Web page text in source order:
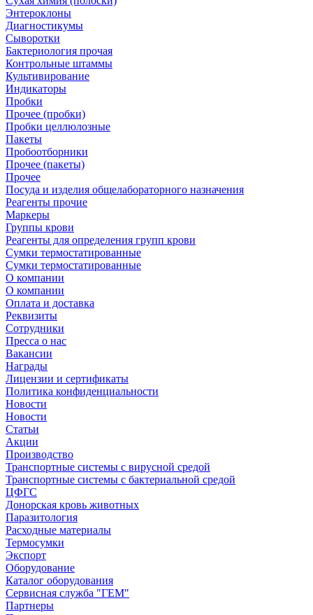
Энтероклоны
Диагностикумы
Сыворотки
Бактериология прочая
Контрольные штаммы
Культивирование
Индикаторы
Пробки
Прочее (пробки)
Пробки целлюлозные
Пакеты
Пробоотборники
Прочее (пакеты)
Прочее
Посуда и изделия общелабораторного назначения
Реагенты прочие
Маркеры
Группы крови
Реагенты для определения групп крови
Сумки термостатированные
Сумки термостатированные
О компании
О компании
Оплата и доставка
Реквизиты
Сотрудники
Пресса о нас
Вакансии
Награды
Лицензии и сертификаты
Политика конфиденциальности
Новости
Новости
Статьи
Акции
Производство
Транспортные системы с вирусной средой
Транспортные системы с бактериальной средой
ЦФГС
Донорская кровь животных
Паразитология
Расходные материалы
Термосумки
Экспорт
Оборудование
Каталог оборудования
Сервисная служба "ГЕМ"
Партнеры